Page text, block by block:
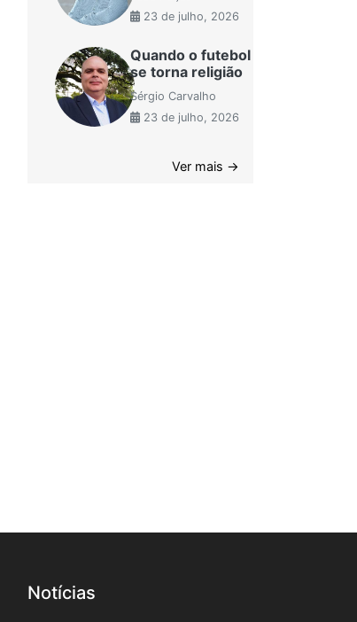
23 de julho, 2026
Quando o futebol
se torna religião
Sérgio Carvalho
23 de julho, 2026
Ver mais →
Notícias